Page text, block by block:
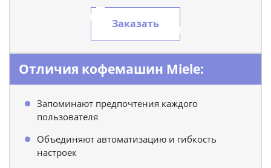
Заказать
Отличия кофемашин Miele:
Запоминают предпочтения каждого
пользователя
Объединяют автоматизацию и гибкость
настроек